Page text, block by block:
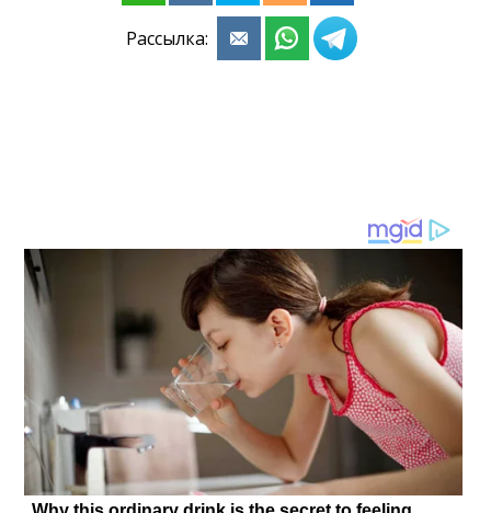
Рассылка: